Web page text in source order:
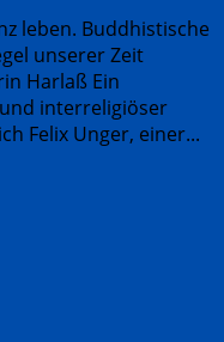
leben. Buddhistische
unserer Zeit
Harlaß Ein
interreligiöser
Felix Unger, einer...